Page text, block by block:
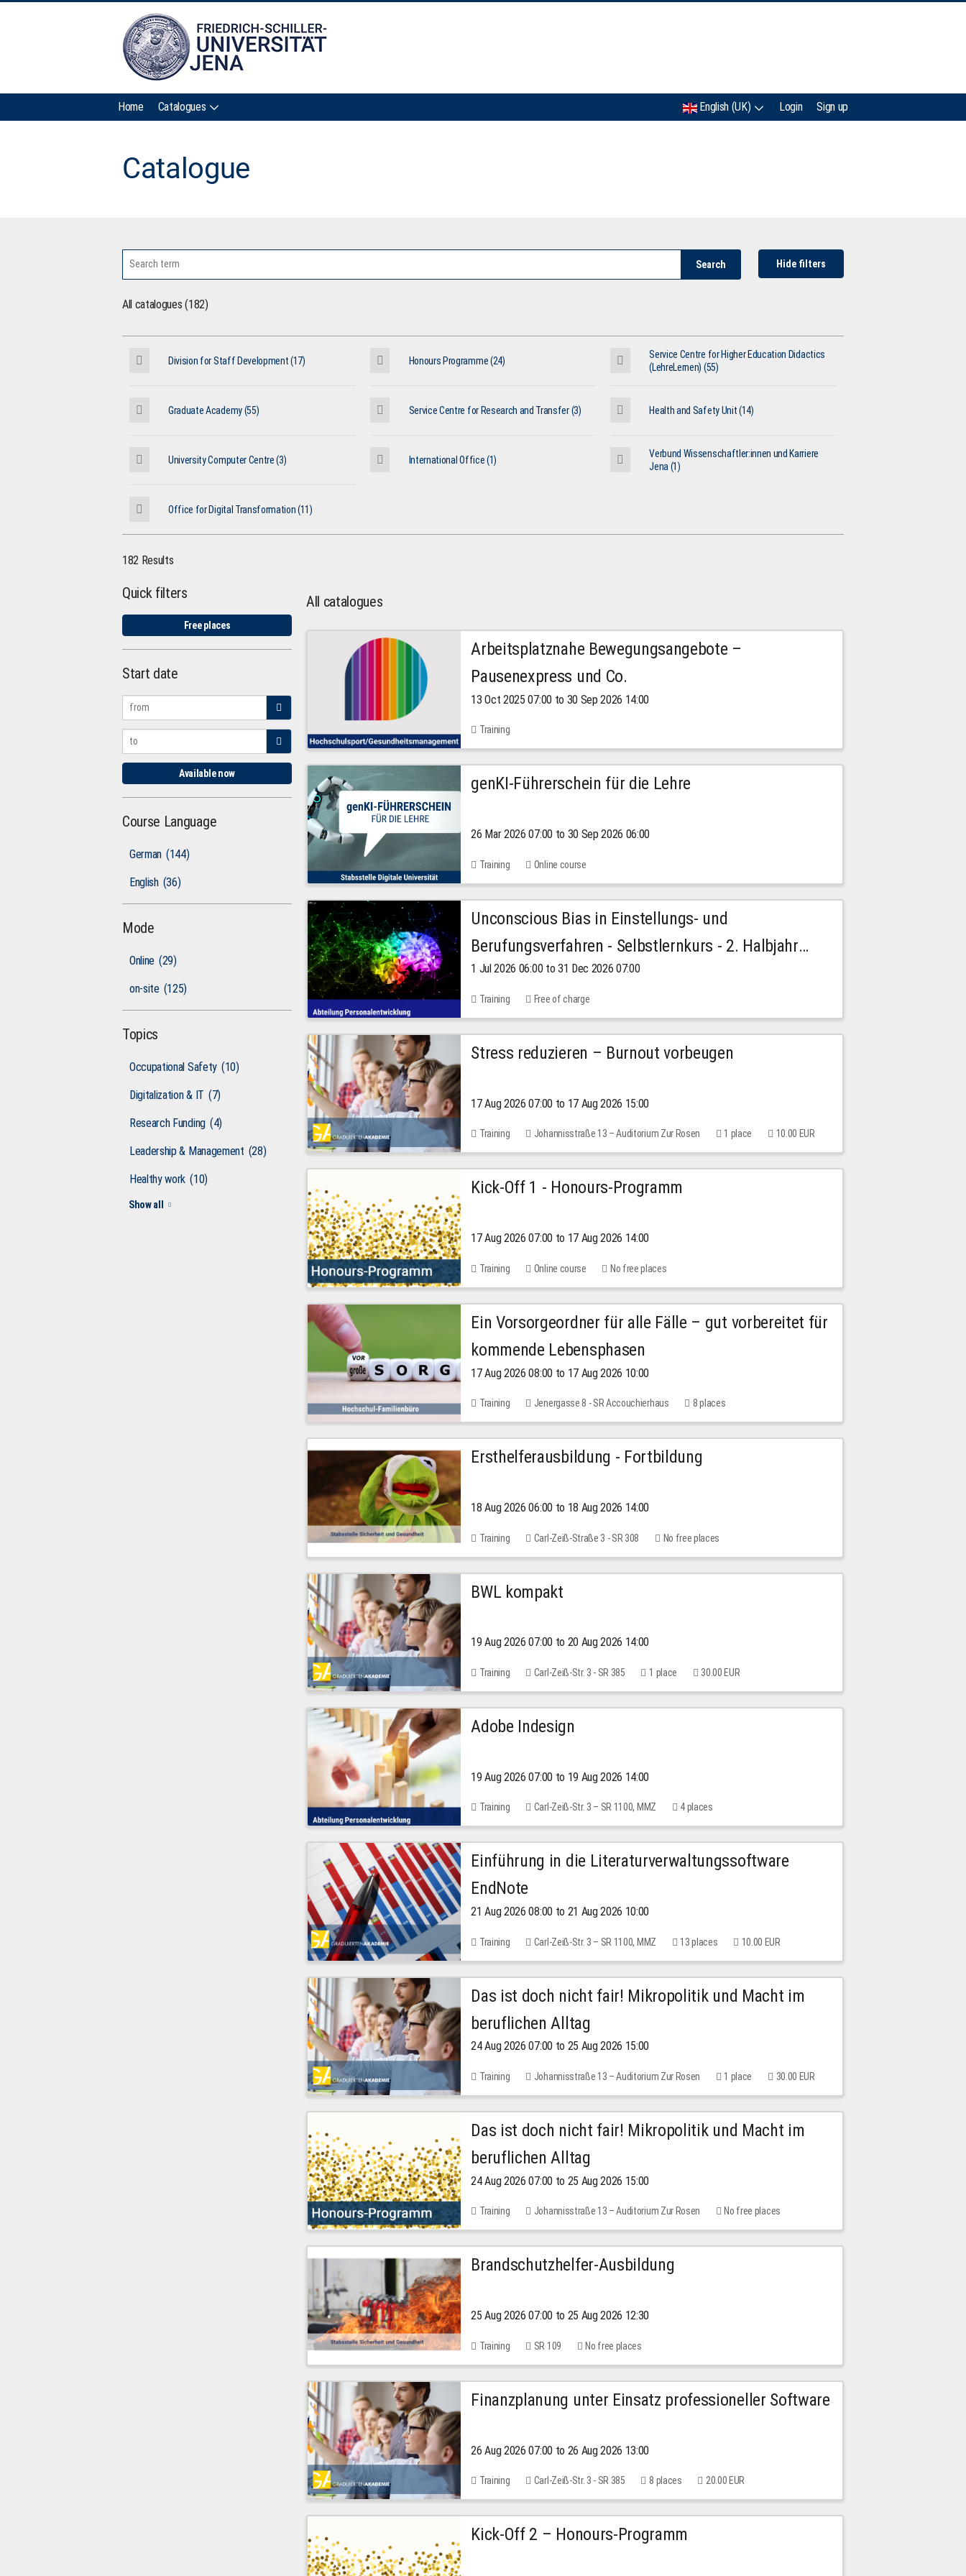
Home Catalogues English (UK) Login Sign up
Catalogue
Search Hide filters
All catalogues (182)
Division for Staff Development (17) Honours Programme (24)
Service Centre for Higher Education Didactics
(LehreLernen) (55)
Graduate Academy (55) Service Centre for Research and Transfer (3) Health and Safety Unit (14)
University Computer Centre (3) International Office (1)
Verbund Wissenschaftler:innen und Karriere
Jena (1)
Office for Digital Transformation (11)
182 Results
Quick filters
Free places
Start date
Available now
Course Language
German (144)
English (36)
Mode
Online (29)
on-site (125)
Topics
Occupational Safety (10)
Digitalization & IT (7)
Research Funding (4)
Leadership & Management (28)
Healthy work (10)
Show all
All catalogues
Arbeitsplatznahe Bewegungsangebote –
Pausenexpress und Co.
13 Oct 2025 07:00 to 30 Sep 2026 14:00
Training
genKI-Führerschein für die Lehre
26 Mar 2026 07:00 to 30 Sep 2026 06:00
Training Online course
Unconscious Bias in Einstellungs- und
Berufungsverfahren - Selbstlernkurs - 2. Halbjahr
2026
1 Jul 2026 06:00 to 31 Dec 2026 07:00
Training Free of charge
Stress reduzieren – Burnout vorbeugen
17 Aug 2026 07:00 to 17 Aug 2026 15:00
Training Johannisstraße 13 – Auditorium Zur Rosen 1 place 10.00 EUR
Kick-Off 1 - Honours-Programm
17 Aug 2026 07:00 to 17 Aug 2026 14:00
Training Online course No free places
Ein Vorsorgeordner für alle Fälle – gut vorbereitet für
kommende Lebensphasen
17 Aug 2026 08:00 to 17 Aug 2026 10:00
Training Jenergasse 8 - SR Accouchierhaus 8 places
Ersthelferausbildung - Fortbildung
18 Aug 2026 06:00 to 18 Aug 2026 14:00
Training Carl-Zeiß-Straße 3 - SR 308 No free places
BWL kompakt
19 Aug 2026 07:00 to 20 Aug 2026 14:00
Training Carl-Zeiß-Str. 3 - SR 385 1 place 30.00 EUR
Adobe Indesign
19 Aug 2026 07:00 to 19 Aug 2026 14:00
Training Carl-Zeiß-Str. 3 – SR 1100, MMZ 4 places
Einführung in die Literaturverwaltungssoftware
EndNote
21 Aug 2026 08:00 to 21 Aug 2026 10:00
Training Carl-Zeiß-Str. 3 – SR 1100, MMZ 13 places 10.00 EUR
Das ist doch nicht fair! Mikropolitik und Macht im
beruflichen Alltag
24 Aug 2026 07:00 to 25 Aug 2026 15:00
Training Johannisstraße 13 – Auditorium Zur Rosen 1 place 30.00 EUR
Das ist doch nicht fair! Mikropolitik und Macht im
beruflichen Alltag
24 Aug 2026 07:00 to 25 Aug 2026 15:00
Training Johannisstraße 13 – Auditorium Zur Rosen No free places
Brandschutzhelfer-Ausbildung
25 Aug 2026 07:00 to 25 Aug 2026 12:30
Training SR 109 No free places
Finanzplanung unter Einsatz professioneller Software
26 Aug 2026 07:00 to 26 Aug 2026 13:00
Training Carl-Zeiß-Str. 3 - SR 385 8 places 20.00 EUR
Kick-Off 2 – Honours-Programm